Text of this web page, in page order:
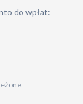
do wpłat: